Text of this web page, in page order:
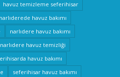
havuz temizleme seferihisar
narlıderede havuz bakımı
narlıdere havuz bakımı
narlıdere havuz temizliği
havuz bakımı
seferihisar havuz bakımı